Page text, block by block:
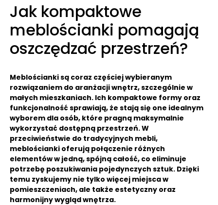
Jak kompaktowe
meblościanki pomagają
oszczędzać przestrzeń?
Meblościanki są coraz częściej wybieranym
rozwiązaniem do aranżacji wnętrz, szczególnie w
małych mieszkaniach. Ich kompaktowe formy oraz
funkcjonalność sprawiają, że stają się one idealnym
wyborem dla osób, które pragną maksymalnie
wykorzystać dostępną przestrzeń. W
przeciwieństwie do tradycyjnych mebli,
meblościanki oferują połączenie różnych
elementów w jedną, spójną całość, co eliminuje
potrzebę poszukiwania pojedynczych sztuk. Dzięki
temu zyskujemy nie tylko więcej miejsca w
pomieszczeniach, ale także estetyczny oraz
harmonijny wygląd wnętrza.